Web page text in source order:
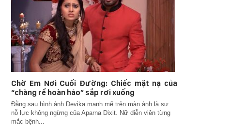
Chờ Em Nơi Cuối Đường: Chiếc mặt nạ của
“chàng rể hoàn hảo” sắp rơi xuống
Đằng sau hình ảnh Devika mạnh mẽ trên màn ảnh là sự
nỗ lực không ngừng của Aparna Dixit. Nữ diễn viên từng
mắc bệnh...